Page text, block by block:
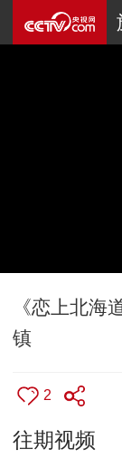
《恋上北海
镇
2
往期视频